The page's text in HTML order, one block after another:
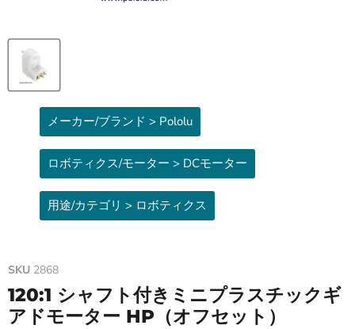
メーカー/ブランド > Pololu
ロボティクス/モーター > DCモーター
用途/カテゴリ > ロボティクス
SKU 2868
120:1 シャフト付きミニプラスチックギ
アドモーター HP（オフセット）